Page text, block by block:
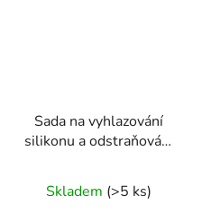
Sada na vyhlazování
silikonu a odstraňování
Skladem (>5 ks)